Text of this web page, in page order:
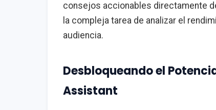
consejos accionables directamente
la compleja tarea de analizar el
audiencia.
Desbloqueando el
Assistant